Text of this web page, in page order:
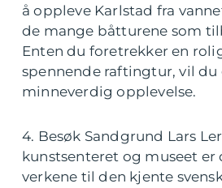
å oppleve Karlstad fra
de mange båtturene som
Enten du foretrekker en
spennende raftingtur, vil du
minneverdig opplevelse.
4. Besøk Sandgrund Lars
kunstsenteret og museet
verkene til den kjente